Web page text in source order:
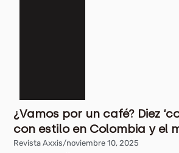
¿Vamos por un café? Diez
con estilo en Colombia y el
Revista Axxis/noviembre 10, 2025